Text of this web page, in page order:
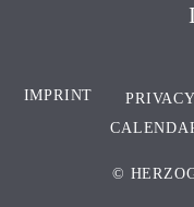
©
IMPRINT